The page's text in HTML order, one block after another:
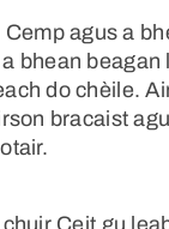
agus a
a bhean
do chèile.
bracaist